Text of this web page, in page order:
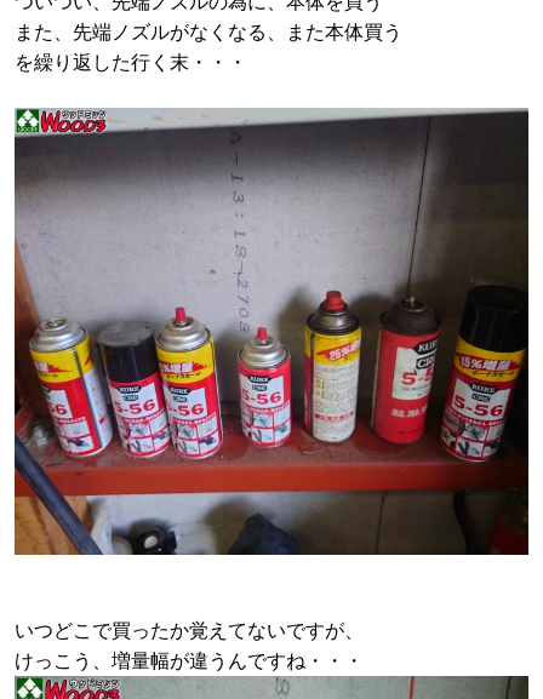
また、先端ノズルがなくなる、また本体買う
を繰り返した行く末・・・
いつどこで買ったか覚えてないですが、
けっこう、増量幅が違うんですね・・・